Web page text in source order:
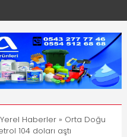
Müdürü Makam Koltuğunu
Çocuklara Bıraktı
ile Google ve Yapay Zeka
Aramalarında Öne Çıkın
Esnaf Rehberi Hizmete Girdi
Hayatına Başladı | Hızlı ve
Akıllı Haber Platformu
Yerel Haberler» Orta Doğu
104 doları aştı